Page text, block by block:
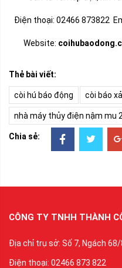
Điện thoại: 02466 873822
Website:
Thẻ bài viết:
còi hú báo động còi báo
nhà máy thủy điện nậm mu 2
Chia sẻ:
CÔNG TY TNHH THÀNH
Địa chỉ trụ sở: Số 7, Ngách 68/
Điện thoại: 02466 873 822